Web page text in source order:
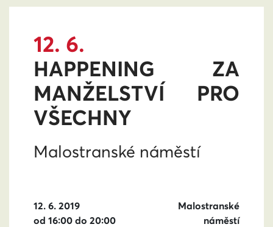
12. 6.
HAPPENING ZA
MANŽELSTVÍ PRO
VŠECHNY
Malostranské náměstí
12. 6. 2019
od 16:00 do 20:00
Malostranské
náměstí